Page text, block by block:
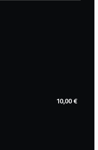
10,00 €